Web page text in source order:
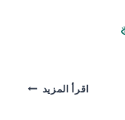
اقرأ المزيد تركيب